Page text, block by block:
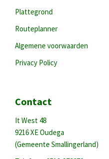
Plattegrond
Routeplanner
Algemene voorwaarden
Privacy Policy
Contact
It West 48
9216 XE Oudega
(Gemeente Smallingerland)